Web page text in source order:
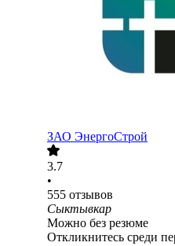
ЗАО ЭнергоСтрой
3.7
•
555 отзывов
Сыктывкар
Можно без резюме
Откликнитесь среди